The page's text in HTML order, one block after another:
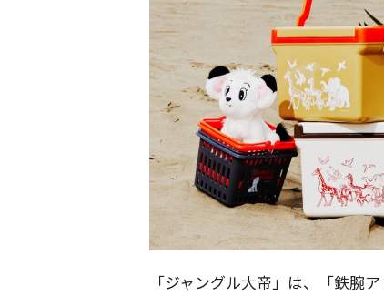
「ジャングル大帝」は、「鉄腕